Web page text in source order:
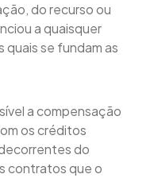
do recurso ou
a quaisquer
se fundam as
a compensação
os créditos
do
contratos que o